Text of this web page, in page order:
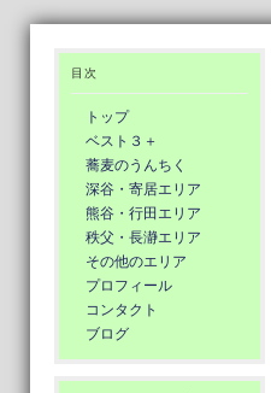
目次
トップ
ベスト３＋
蕎麦のうんちく
深谷・寄居エリア
熊谷・行田エリア
秩父・長瀞エリア
その他のエリア
プロフィール
コンタクト
ブログ